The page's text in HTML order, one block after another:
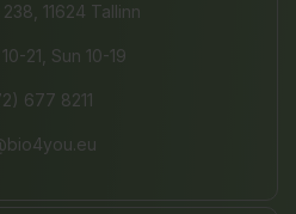
11624 Tallinn
21, Sun 10-19
677 8211